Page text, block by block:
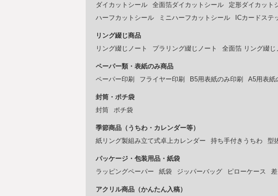
ダイカットシール
全面箔ダイカットシール 定形ダイカット
ハーフカットシール
ミニハーフカットシール ICカードステ
リング綴じ商品
リング綴じノート
プラリング綴じノート 全面箔 リング綴じ
ペーパー類・表紙のみ商品
ペーパー印刷
フライヤー印刷 B5用表紙のみ印刷 A5用表紙
封筒・ポチ袋
封筒
ポチ袋
季節商品（うちわ・カレンダー等）
紙リング製組み立て式卓上カレンダー
持ち手付きうちわ 型
パッケージ・包装用品・紙袋
ラッピングペーパー
紙袋 ジッパーバッグ ピローケース
アクリル商品（かんたん入稿）